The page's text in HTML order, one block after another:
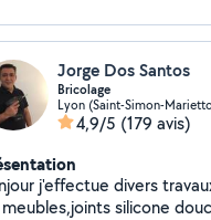
Jorge Dos Santos
Bricolage
Lyon (Saint-Simon-
4,9/5 (179 avis)
j'effectue divers
silicone